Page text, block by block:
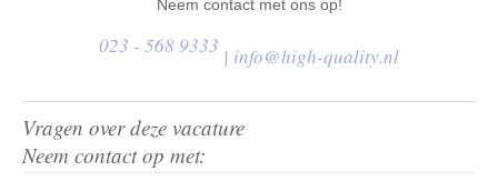
Vragen over deze vacature
Neem contact op met:
Neem contact met ons op!
023 - 568 9333 | info@high-quality.nl